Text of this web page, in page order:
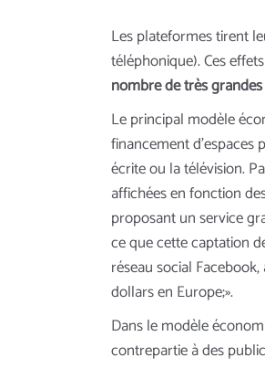
Les plateformes tirent
téléphonique). Ces
nombre de très
Le principal modèle
financement d’espaces
écrite ou la télévision.
affichées en fonction
proposant un service
ce que cette captation
réseau social
dollars en Europe;».
Dans le modèle
contrepartie à des